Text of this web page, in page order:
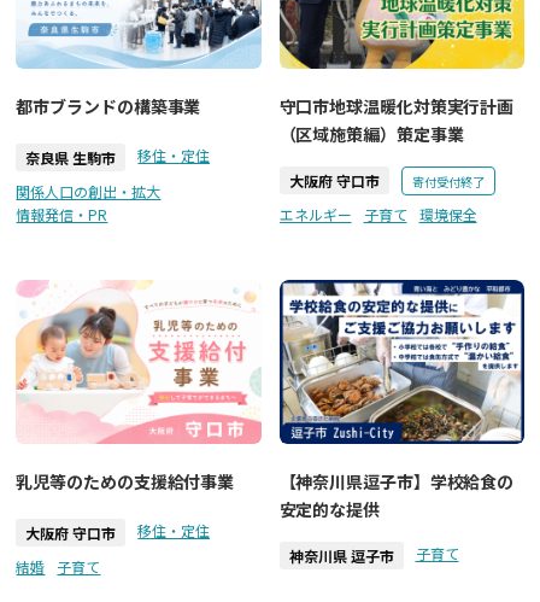
都市ブランドの構築事業
奈良県 生駒市
移住・定住
関係人口の創出・拡大
情報発信・PR
守口市地球温暖化対策実行計画
（区域施策編）策定事業
大阪府 守口市 寄付受付終了
エネルギー 子育て 環境保全
乳児等のための支援給付事業
大阪府 守口市
移住・定住
結婚
子育て
【神奈川県逗子市】学校給食の
安定的な提供
神奈川県 逗子市 子育て